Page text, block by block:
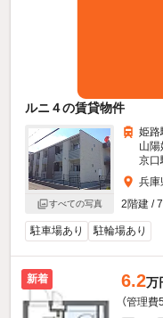
ルニ４の賃貸物件
すべての写真
姫路
山陽
京口
兵庫
2階建 /
駐車場あり 駐輪場あり
新着 6.2万
（管理費